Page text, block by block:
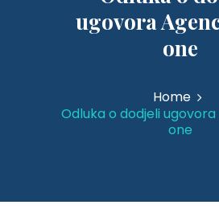
ugovora
one
Home
Odluka o dodjeli
one